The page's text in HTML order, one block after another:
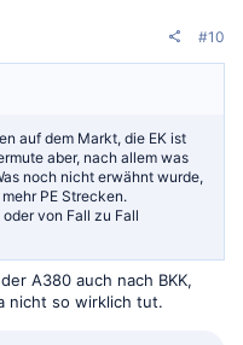
#10
auf dem Markt, die EK ist
aber, nach allem was
noch nicht erwähnt wurde,
PE Strecken.
von Fall zu Fall
A380 auch nach BKK,
nicht so wirklich tut.